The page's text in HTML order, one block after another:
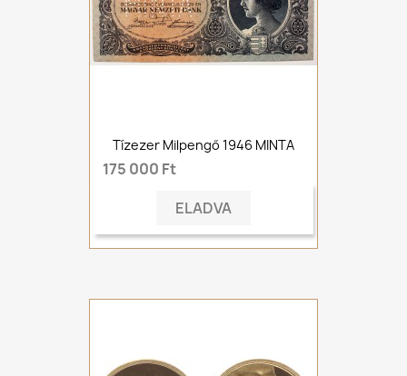
Tízezer Milpengő 1946 MINTA
175 000 Ft
ELADVA